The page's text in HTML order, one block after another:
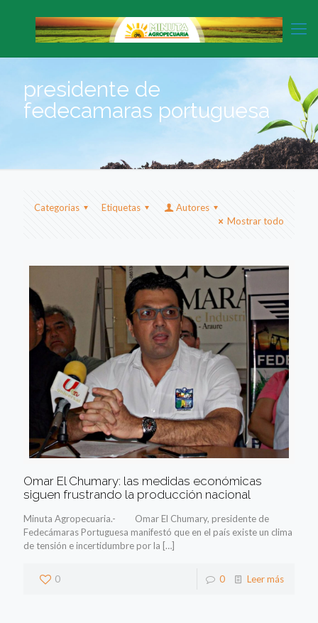
presidente de
fedecamaras portuguesa
Categorias Etiquetas
Autores
Mostrar todo
Omar El Chumary: las medidas económicas
siguen frustrando la producción nacional
Minuta Agropecuaria.- Omar El Chumary, presidente de
Fedecámaras Portuguesa manifestó que en el país existe un clima
de tensión e incertidumbre por la […]
0 0 Leer más